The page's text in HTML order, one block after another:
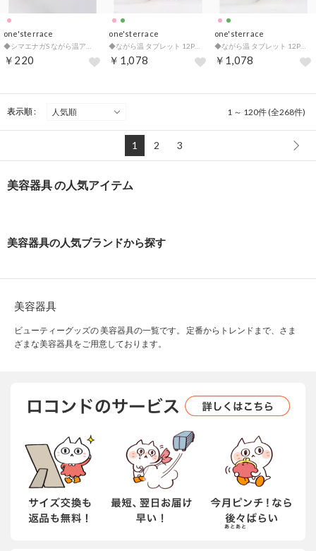
one'sterrace
￥220
one'sterrace
￥1,078
one'sterrace
◆ながら温 タブレット 12P【返品不可商品】 （グリーン(922)）
￥1,078
表示順 : 1 ～ 120件 (全268件)
1 2 3
美容器具 の人気アイテム
美容器具の人気ブランドから探す
美容器具
ビューティーグッズの 美容器具の一覧です。 定番からトレンドまで、さま
ざまな美容器具をご用意しております。